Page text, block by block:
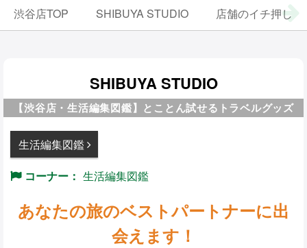
渋谷店TOP SHIBUYA STUDIO 店舗のイチ押し
SHIBUYA STUDIO
【渋谷店・生活編集図鑑】とことん試せるトラベルグッズ
生活編集図鑑
コーナー： 生活編集図鑑
あなたの旅のベストパートナーに出
会えます！